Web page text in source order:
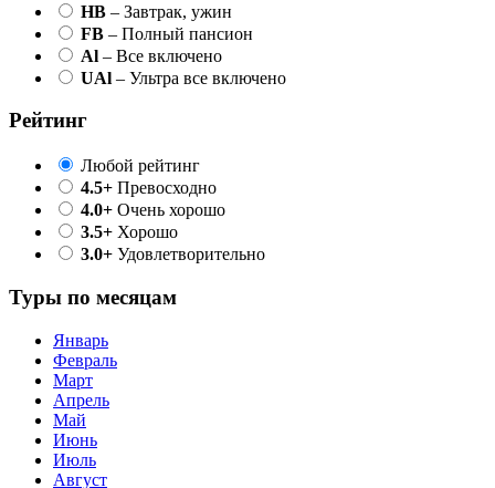
HB – Завтрак, ужин
FB – Полный пансион
Al – Все включено
UAl – Ультра все включено
Рейтинг
Любой рейтинг
4.5+ Превосходно
4.0+ Очень хорошо
3.5+ Хорошо
3.0+ Удовлетворительно
Туры по месяцам
Январь
Февраль
Март
Апрель
Май
Июнь
Июль
Август